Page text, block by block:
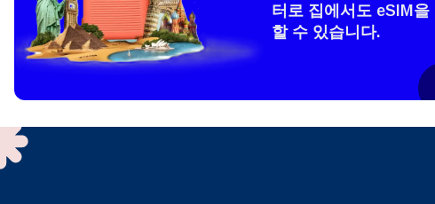
How do
To get
They will
터로 집에서도 eSIM
할 수 있습니다.언어 선